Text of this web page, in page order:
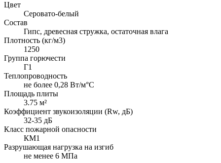
Цвет
Серовато-белый
Состав
Гипс, древесная стружка, остаточная влага
Плотность (кг/м3)
1250
Группа горючести
Г1
Теплопроводность
не более 0,28 Вт/м°С
Площадь плиты
3.75 м²
Коэффициент звукоизоляции (Rw, дБ)
32-35 дБ
Класс пожарной опасности
КМ1
Разрушающая нагрузка на изгиб
не менее 6 МПа